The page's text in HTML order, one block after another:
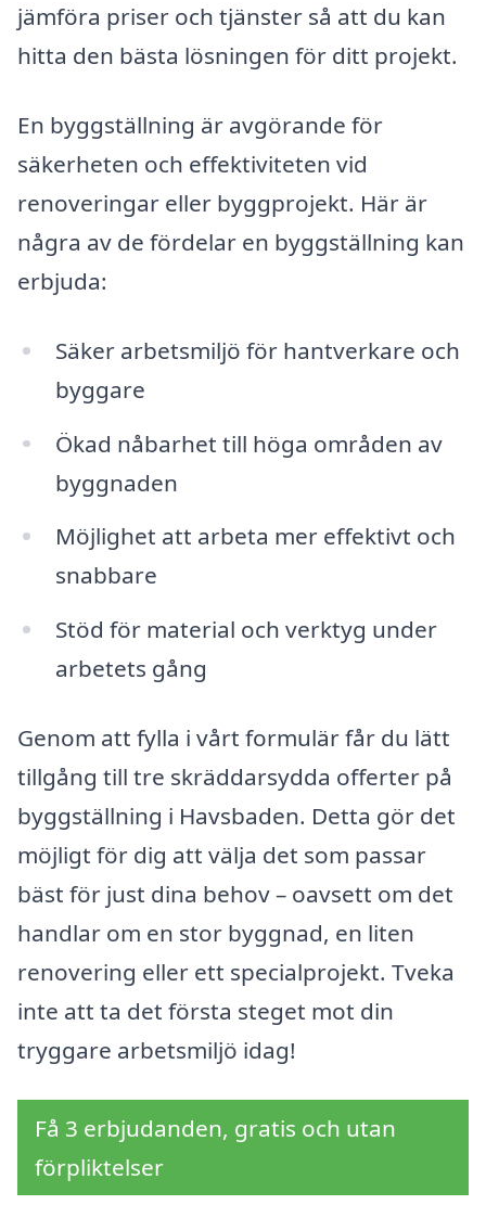
jämföra priser och tjänster så att du kan
hitta den bästa lösningen för ditt projekt.
En byggställning är avgörande för
säkerheten och effektiviteten vid
renoveringar eller byggprojekt. Här är
några av de fördelar en byggställning kan
erbjuda:
Säker arbetsmiljö för hantverkare och
byggare
Ökad nåbarhet till höga områden av
byggnaden
Möjlighet att arbeta mer effektivt och
snabbare
Stöd för material och verktyg under
arbetets gång
Genom att fylla i vårt formulär får du lätt
tillgång till tre skräddarsydda offerter på
byggställning i Havsbaden. Detta gör det
möjligt för dig att välja det som passar
bäst för just dina behov – oavsett om det
handlar om en stor byggnad, en liten
renovering eller ett specialprojekt. Tveka
inte att ta det första steget mot din
tryggare arbetsmiljö idag!
Få 3 erbjudanden, gratis och utan
förpliktelser